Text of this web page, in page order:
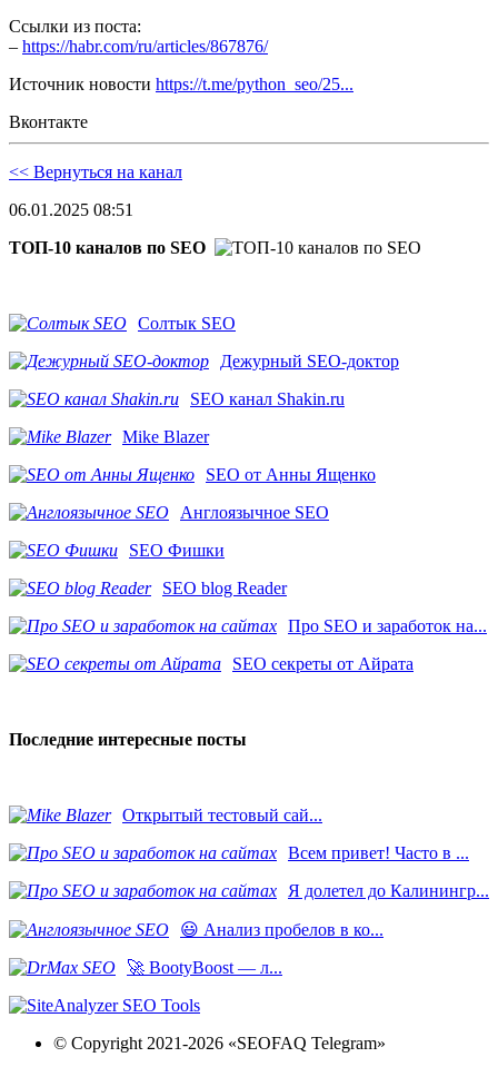
Ссылки из поста:
– https://habr.com/ru/articles/867876/
Источник новости https://t.me/python_seo/25...
Вконтакте
<< Вернуться на канал
06.01.2025 08:51
ТОП-10 каналов по SEO
Солтык SEO
Дежурный SEO-доктор
SEO канал Shakin.ru
Mike Blazer
SEO от Анны Ященко
Англоязычное SEO
SEO Фишки
SEO blog Reader
Про SEO и заработок на...
SEO секреты от Айрата
Последние интересные посты
​Открытый тестовый сай...
Всем привет! Часто в ...
Я долетел до Калинингр...
😃 Анализ пробелов в ко...
🚀 BootyBoost — л...
© Copyright 2021-2026 «SEOFAQ Telegram»